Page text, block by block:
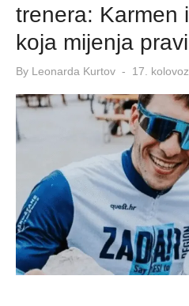
trenera: Karmen
koja mijenja
By Leonarda Kurtov
Posted
17.